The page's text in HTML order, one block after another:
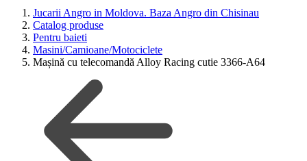
Jucarii Angro in Moldova. Baza Angro din Chisinau
Catalog produse
Pentru baieti
Masini/Camioane/Motociclete
Mașină cu telecomandă Alloy Racing cutie 3366-A64